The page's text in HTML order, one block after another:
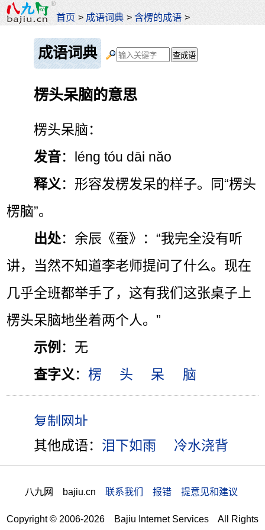
首页 > 成语词典 >含楞的成语 >
成语词典
楞头呆脑的意思
楞头呆脑：
发音：léng tóu dāi nǎo
释义 ：形容发楞发呆的样子。同“楞头
楞脑”。
出处：余辰《蚕》：“我完全没有听
讲，当然不知道李老师提问了什么。现在
几乎全班都举手了，这有我们这张桌子上
楞头呆脑地坐着两个人。”
示例 ：无
查字义 ：楞 头 呆 脑
其他成语： 泪下如雨 冷水浇背
八九网 bajiu.cn 联系我们 报错 提意见和建议
Copyright © 2006-2026 Bajiu Internet Services All Rights